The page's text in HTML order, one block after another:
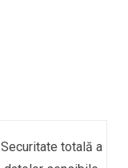
Securitate totală a